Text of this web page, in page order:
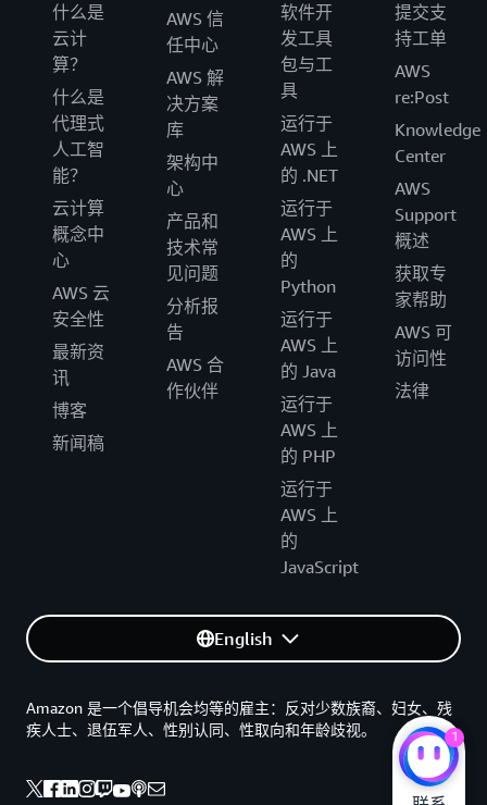
什么是
云计
算？
什么是
代理式
人工智
能？
云计算
概念中
心
AWS 云
安全性
最新资
讯
博客
新闻稿
AWS 信
任中心
AWS 解
决方案
库
架构中
心
产品和
技术常
见问题
分析报
告
AWS 合
作伙伴
软件开
发工具
包与工
具
运行于
AWS 上
的 .NET
运行于
AWS 上
的
Python
运行于
AWS 上
的 Java
运行于
AWS 上
的 PHP
运行于
AWS 上
的
JavaScript
提交支
持工单
AWS
re:Post
Knowledge
Center
AWS
Support
概述
获取专
家帮助
AWS 可
访问性
法律
English
Amazon 是一个倡导机会均等的雇主：反对少数族裔、妇女、残
疾人士、退伍军人、性别认同、性取向和年龄歧视。
1